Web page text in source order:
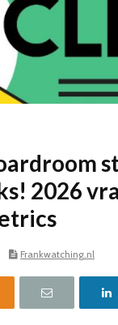
2026
Frankwatching.nl